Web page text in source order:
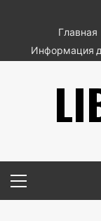
содержимому
Главная
Информация
меню